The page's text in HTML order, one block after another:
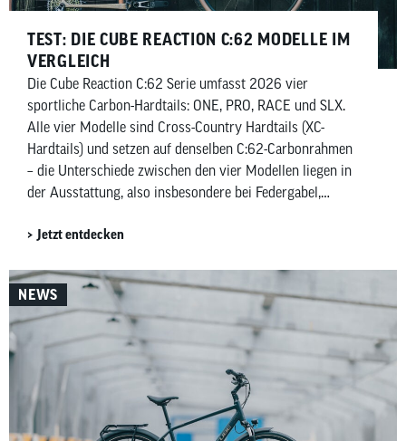
TEST: DIE CUBE REACTION C:62 MODELLE IM
VERGLEICH
Die Cube Reaction C:62 Serie umfasst 2026 vier
sportliche Carbon-Hardtails: ONE, PRO, RACE und SLX.
Alle vier Modelle sind Cross-Country Hardtails (XC-
Hardtails) und setzen auf denselben C:62-Carbonrahmen
– die Unterschiede zwischen den vier Modellen liegen in
der Ausstattung, also insbesondere bei Federgabel,
variiert Gewicht und Preis. In diesem Vergleich zeigen
Unterschiede und versuchen zu klären, für wen sich
welches Cube Reaction C:62-Modell am besten eignet.
Jetzt entdecken
NEWS